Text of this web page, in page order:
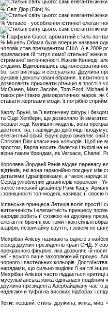
% Світ Діор (Dior) %
% Versace - уособлення істинної
% Парфуми Gucci: ароматний стиль по-
% Мішель Обама була вперше названа
чоловік став президентом США. А в 2009
привласнив їй титул самої стильної жінки
стриманої витонченості Жаклін Кеннеді,
слідами. Відмовившись від
боїться виглядати сексуально. Дружина
рукавів і декольтовані вбрання. Її
дозволяють приховати різницю в зрості з
McQueen, Marc Jacobs, Tom Ford, Michael
також речі таких демократичних марок,
ставати жертвами моди: її потрібно
Карлу Бруні, за її витончену фігуру і
та Одрі Хепберн, що дозволяло їй
першої леді. Колишня модель, вона
достоїнства, і завжди до дрібниць
елегантний сірий. Бруні рідко оживляє
Christian Dior класичних кольорів. Щоб не
зростом, Карла носить балетки і туфлі на
вірна таким брендам, як Versace, Chanel,
Королева Йорданії Ранія віддає перевагу
відтінків, які вона гармонійно поєднує
деталями і драпіровками, а також наряди
Серед улюблених дизайнерів королеви -
палестинський дизайнер Рамі Кашу.
і зовнішності топ-моделі, називає її
Іспанська принцеса Летиція воліє прості і
витонченість і елегантність принцесу
нарядів робить її схожою на дружину
елегантні брючні костюми і коктейльні
шарфи, незвичайну взуття, і зовсім не
Мехрібан Алієву називають однією з
серед дружин президентів країн СНД. У
прекрасною фігурою, яка дозволяє їй
неї - всього лише захоплюючий процес.
чорного і пастельних кольорів.
нарядами, що сильно виділяє її на тлі
Мехрібан Алієвої часто піддається
мусульманська жінка одягалася
дружина президента Азербайджану часто
надягаючи туфлі на високих підборах і
Теги: перший, стиль, дружина, жінка, мир,